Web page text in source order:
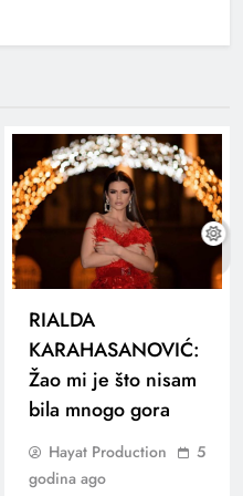
RIALDA
KARAHASANOVIĆ:
Žao mi je što nisam
bila mnogo gora
Hayat Production
5
godina ago